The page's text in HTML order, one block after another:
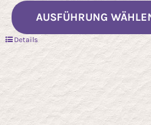
AUSFÜHRUNG
Details